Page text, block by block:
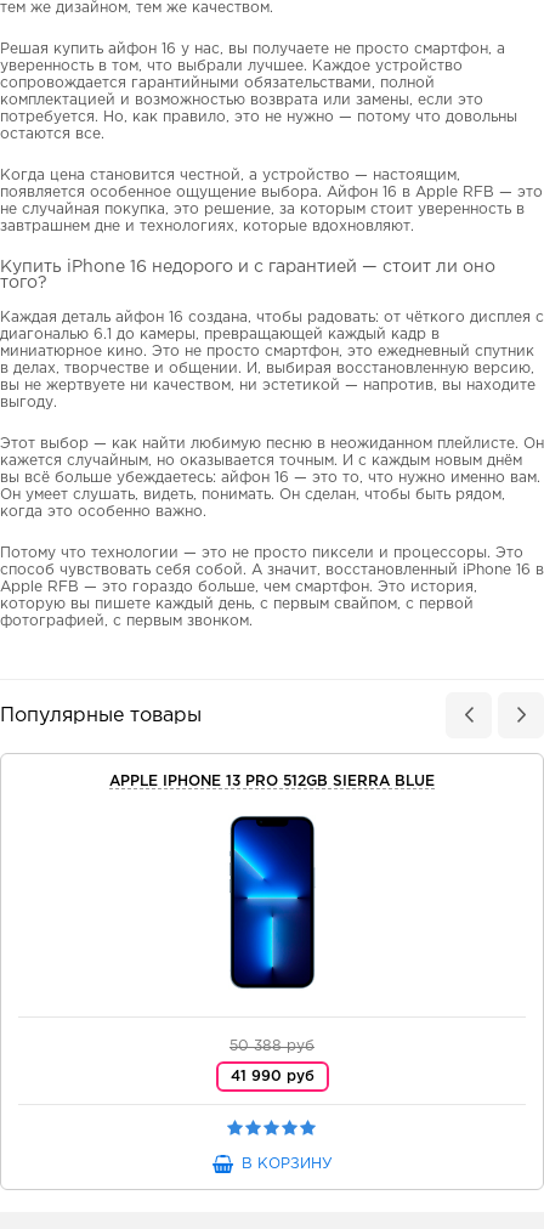
тем же дизайном, тем же качеством.
Решая купить айфон 16 у нас, вы получаете не просто смартфон, а
уверенность в том, что выбрали лучшее. Каждое устройство
сопровождается гарантийными обязательствами, полной
комплектацией и возможностью возврата или замены, если это
потребуется. Но, как правило, это не нужно — потому что довольны
остаются все.
Когда цена становится честной, а устройство — настоящим,
появляется особенное ощущение выбора. Айфон 16 в Apple RFB — это
не случайная покупка, это решение, за которым стоит уверенность в
завтрашнем дне и технологиях, которые вдохновляют.
Купить iPhone 16 недорого и с гарантией — стоит ли оно
того?
Каждая деталь айфон 16 создана, чтобы радовать: от чёткого дисплея с
диагональю 6.1 до камеры, превращающей каждый кадр в
миниатюрное кино. Это не просто смартфон, это ежедневный спутник
в делах, творчестве и общении. И, выбирая восстановленную версию,
вы не жертвуете ни качеством, ни эстетикой — напротив, вы находите
выгоду.
Этот выбор — как найти любимую песню в неожиданном плейлисте. Он
кажется случайным, но оказывается точным. И с каждым новым днём
вы всё больше убеждаетесь: айфон 16 — это то, что нужно именно вам.
Он умеет слушать, видеть, понимать. Он сделан, чтобы быть рядом,
когда это особенно важно.
Потому что технологии — это не просто пиксели и процессоры. Это
способ чувствовать себя собой. А значит, восстановленный iPhone 16 в
Apple RFB — это гораздо больше, чем смартфон. Это история,
которую вы пишете каждый день, с первым свайпом, с первой
фотографией, с первым звонком.
Популярные товары
APPLE IPHONE 13 PRO 512GB SIERRA BLUE
50 388 руб
41 990 руб
В КОРЗИНУ